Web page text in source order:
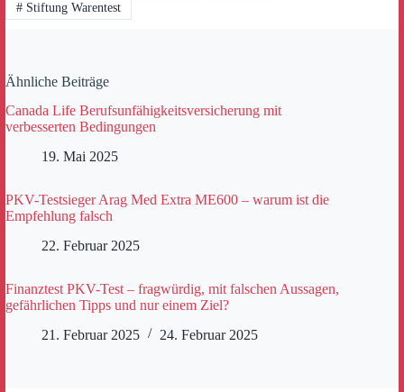
#Stiftung Warentest
Ähnliche Beiträge
Canada Life Berufsunfähigkeitsversicherung mit
verbesserten Bedingungen
19. Mai 2025
PKV-Testsieger Arag Med Extra ME600 – warum ist die
Empfehlung falsch
22. Februar 2025
Finanztest PKV-Test – fragwürdig, mit falschen Aussagen,
gefährlichen Tipps und nur einem Ziel?
21. Februar 2025
24. Februar 2025